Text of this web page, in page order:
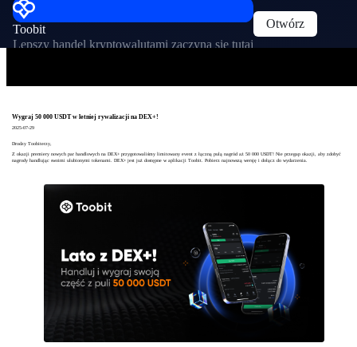
Toobit
Lepszy handel kryptowalutami zaczyna się tutaj
Otwórz
Wygraj 50 000 USDT w letniej rywalizacji na DEX+!
2025-07-29
Drodzy Toobiterzy,
Z okazji premiery nowych par handlowych na DEX+ przygotowaliśmy limitowany event z łączną pulą nagród aż 50 000 USDT! Nie przegap okazji, aby zdobyć
nagrody handlując swoimi ulubionymi tokenami. DEX+ jest już dostępne w aplikacji Toobit. Pobierz najnowszą wersję i dołącz do wydarzenia.